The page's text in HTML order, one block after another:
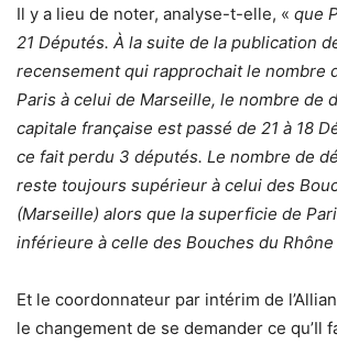
Il y a lieu de noter, analyse-t-elle, « que
21 Députés. À la suite de la publication
recensement qui rapprochait le nombre
Paris à celui de Marseille, le nombre de
capitale française est passé de 21 à 18
ce fait perdu 3 députés. Le nombre de
reste toujours supérieur à celui des
(Marseille) alors que la superficie de
inférieure à celle des Bouches du Rhône
Et le coordonnateur par intérim de
le changement de se demander ce qu’Il